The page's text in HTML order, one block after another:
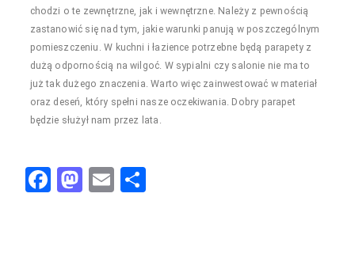
chodzi o te zewnętrzne, jak i wewnętrzne. Należy z pewnością
zastanowić się nad tym, jakie warunki panują w poszczególnym
pomieszczeniu. W kuchni i łazience potrzebne będą parapety z
dużą odpornością na wilgoć. W sypialni czy salonie nie ma to
już tak dużego znaczenia. Warto więc zainwestować w materiał
oraz deseń, który spełni nasze oczekiwania. Dobry parapet
będzie służył nam przez lata.
F
M
E